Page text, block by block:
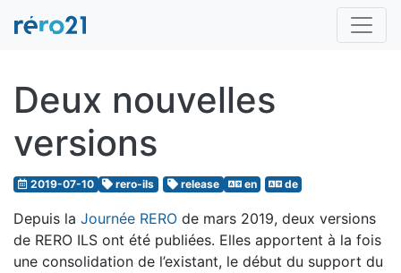
Deux nouvelles
versions
2019-07-10 rero-ils release en de
Depuis la Journée RERO de mars 2019, deux versions
de RERO ILS ont été publiées. Elles apportent à la fois
une consolidation de l’existant, le début du support du